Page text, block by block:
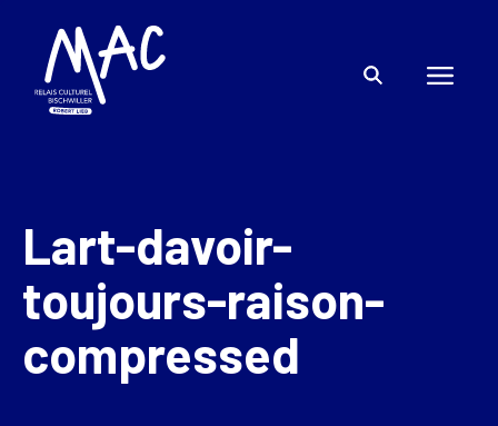
Lart-davoir-
toujours-raison-
compressed